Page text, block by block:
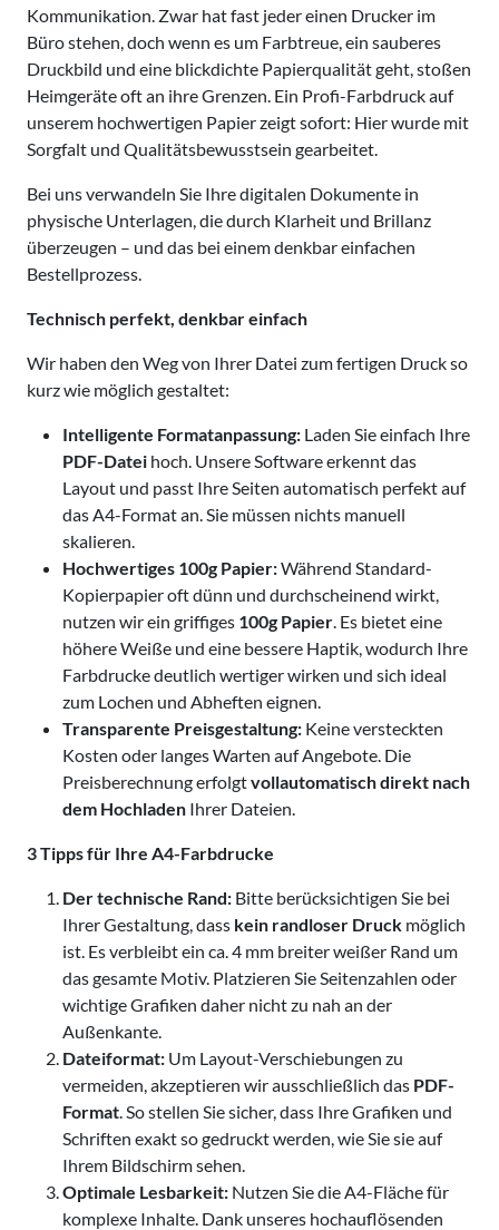
Kommunikation. Zwar hat fast jeder einen Drucker im
Büro stehen, doch wenn es um Farbtreue, ein sauberes
Druckbild und eine blickdichte Papierqualität geht, stoßen
Heimgeräte oft an ihre Grenzen. Ein Profi-Farbdruck auf
unserem hochwertigen Papier zeigt sofort: Hier wurde mit
Sorgfalt und Qualitätsbewusstsein gearbeitet.
Bei uns verwandeln Sie Ihre digitalen Dokumente in
physische Unterlagen, die durch Klarheit und Brillanz
überzeugen – und das bei einem denkbar einfachen
Bestellprozess.
Technisch perfekt, denkbar einfach
Wir haben den Weg von Ihrer Datei zum fertigen Druck so
kurz wie möglich gestaltet:
Intelligente Formatanpassung: Laden Sie einfach Ihre
PDF-Datei hoch. Unsere Software erkennt das
Layout und passt Ihre Seiten automatisch perfekt auf
das A4-Format an. Sie müssen nichts manuell
skalieren.
Hochwertiges 100g Papier:Während Standard-
Kopierpapier oft dünn und durchscheinend wirkt,
nutzen wir ein griffiges 100g Papier . Es bietet eine
höhere Weiße und eine bessere Haptik, wodurch Ihre
Farbdrucke deutlich wertiger wirken und sich ideal
zum Lochen und Abheften eignen.
Transparente Preisgestaltung: Keine versteckten
Kosten oder langes Warten auf Angebote. Die
Preisberechnung erfolgtvollautomatisch direkt nach
dem Hochladen Ihrer Dateien.
3 Tipps für Ihre A4-Farbdrucke
Der technische Rand: Bitte berücksichtigen Sie bei
Ihrer Gestaltung, dass kein randloser Druck möglich
ist. Es verbleibt ein ca. 4 mm breiter weißer Rand um
das gesamte Motiv. Platzieren Sie Seitenzahlen oder
wichtige Grafiken daher nicht zu nah an der
Außenkante.
Dateiformat: Um Layout-Verschiebungen zu
vermeiden, akzeptieren wir ausschließlich das PDF-
Format . So stellen Sie sicher, dass Ihre Grafiken und
Schriften exakt so gedruckt werden, wie Sie sie auf
Ihrem Bildschirm sehen.
Optimale Lesbarkeit: Nutzen Sie die A4-Fläche für
komplexe Inhalte. Dank unseres hochauflösenden